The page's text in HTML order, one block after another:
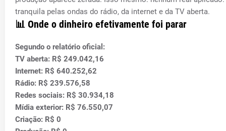
tranquila pelas ondas do rádio, da internet e da TV aberta.
📊 Onde o dinheiro efetivamente foi parar
Segundo o relatório oficial:
TV aberta: R$ 249.042,16
Internet: R$ 640.252,62
Rádio: R$ 239.576,58
Redes sociais: R$ 30.934,18
Mídia exterior: R$ 76.550,07
Criação: R$ 0